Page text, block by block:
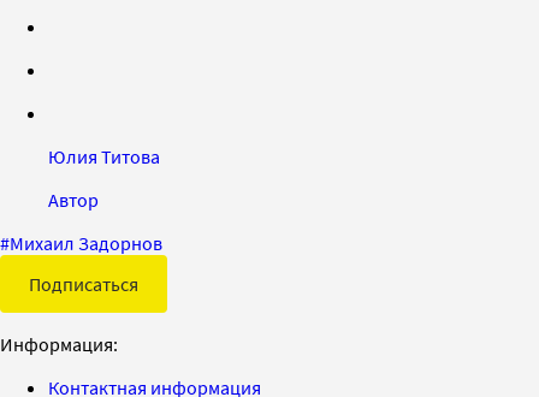
Юлия Титова
Автор
#Михаил Задорнов
Подписаться
Информация:
Контактная информация